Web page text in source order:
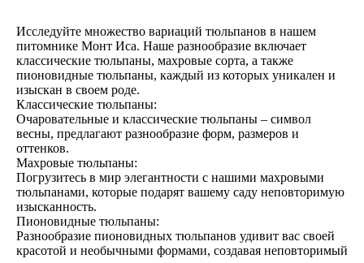
Исследуйте множество вариаций тюльпанов в нашем
питомнике Монт Иса. Наше разнообразие включает
классические тюльпаны, махровые сорта, а также
пионовидные тюльпаны, каждый из которых уникален и
изыскан в своем роде.
Классические тюльпаны:
Очаровательные и классические тюльпаны – символ
весны, предлагают разнообразие форм, размеров и
оттенков.
Махровые тюльпаны:
Погрузитесь в мир элегантности с нашими махровыми
тюльпанами, которые подарят вашему саду неповторимую
изысканность.
Пионовидные тюльпаны:
Разнообразие пионовидных тюльпанов удивит вас своей
красотой и необычными формами, создавая неповторимый